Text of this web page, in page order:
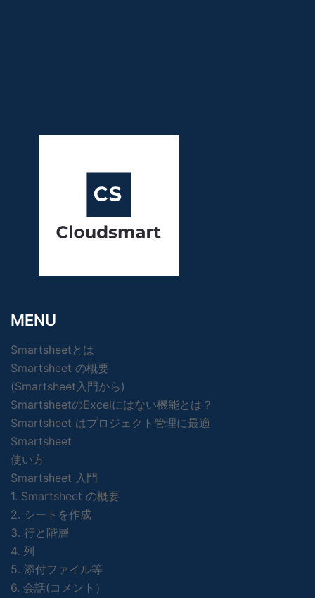
MENU
Smartsheetとは
Smartsheet の概要
(Smartsheet入門から)
SmartsheetのExcelにはない機能とは？
Smartsheet はプロジェクト管理に最適
Smartsheet
使い方
Smartsheet 入門
1. Smartsheet の概要
2. シートを作成
3. 行と階層
4. 列
5. 添付ファイル等
6. 会話(コメント）